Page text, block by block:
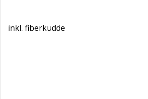
inkl. fiberkudde